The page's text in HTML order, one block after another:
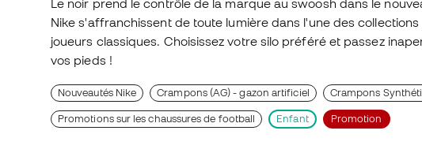
Le noir prend le contrôle de la marque au swoosh dans le
Nike s'affranchissent de toute lumière dans l'une des
joueurs classiques. Choisissez votre silo préféré et passez
vos pieds !
Nouveautés Nike Crampons (AG) - gazon artificiel Crampons
Promotions sur les chaussures de football Enfant Promotion